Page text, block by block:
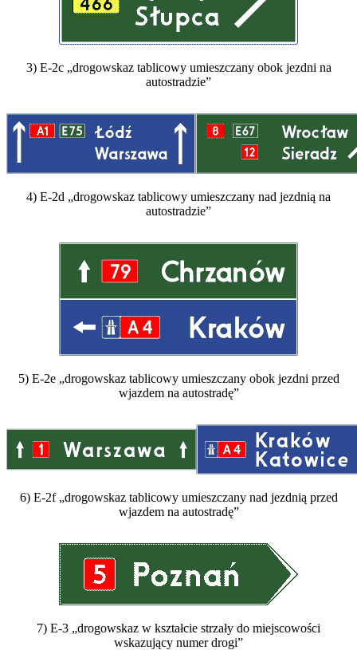
3) E-2c „drogowskaz tablicowy umieszczany obok jezdni na
autostradzie”
4) E-2d „drogowskaz tablicowy umieszczany nad jezdnią na
autostradzie”
5) E-2e „drogowskaz tablicowy umieszczany obok jezdni przed
wjazdem na autostradę”
6) E-2f „drogowskaz tablicowy umieszczany nad jezdnią przed
wjazdem na autostradę”
7) E-3 „drogowskaz w kształcie strzały do miejscowości
wskazujący numer drogi”